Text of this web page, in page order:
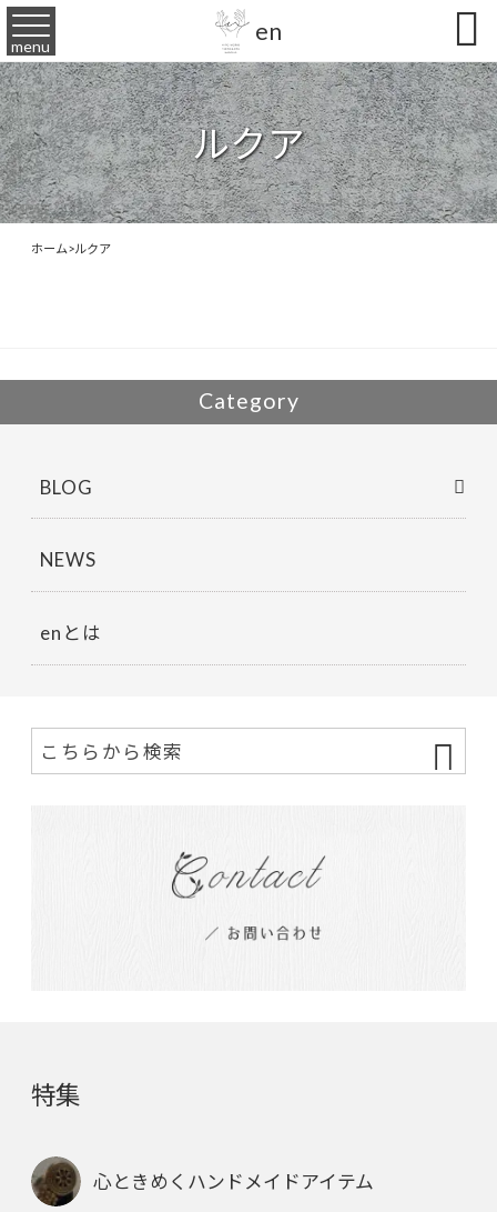
en
menu 
ルクア
ホーム>ルクア
Category
BLOG
NEWS
enとは
特集
心ときめくハンドメイドアイテム